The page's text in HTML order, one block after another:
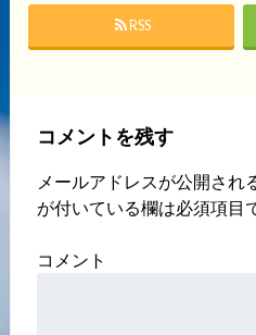
RSS
コメントを残す
メールアドレスが公開され
が付いている欄は必須項目
コメント